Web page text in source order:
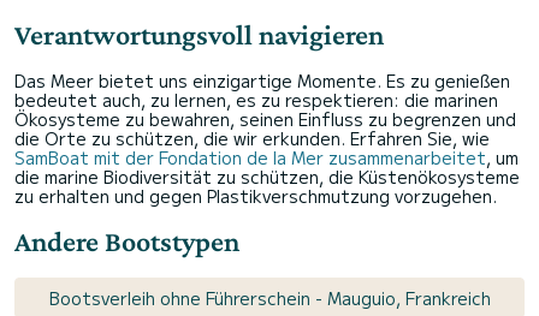
Verantwortungsvoll navigieren
Das Meer bietet uns einzigartige Momente. Es zu genießen
bedeutet auch, zu lernen, es zu respektieren: die marinen
Ökosysteme zu bewahren, seinen Einfluss zu begrenzen und
die Orte zu schützen, die wir erkunden. Erfahren Sie, wie
SamBoat mit der Fondation de la Mer zusammenarbeitet, um
die marine Biodiversität zu schützen, die Küstenökosysteme
zu erhalten und gegen Plastikverschmutzung vorzugehen.
Andere Bootstypen
Bootsverleih ohne Führerschein - Mauguio, Frankreich